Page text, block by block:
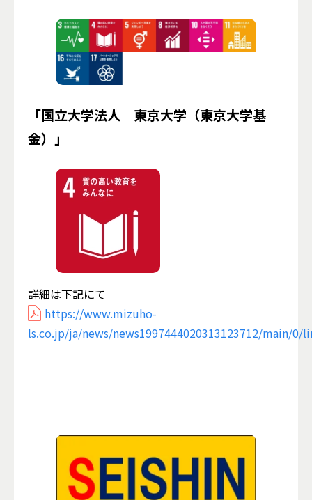
「国立大学法人 東京大学（東京大学基
金）」
詳細は下記にて
https://www.mizuho-
ls.co.jp/ja/news/news1997444020313123712/main/0/